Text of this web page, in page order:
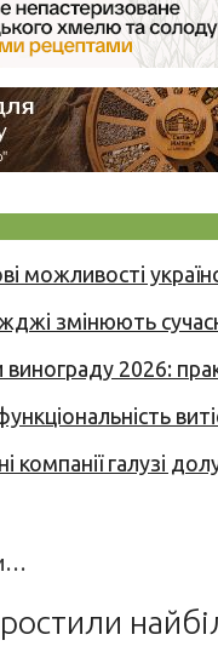
можливості
змінюють
2026:
галузі